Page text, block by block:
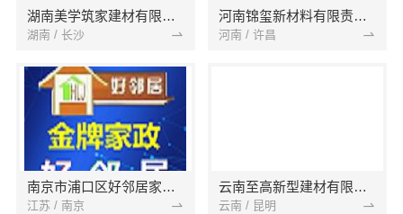
湖南美学筑家建材有限公司
湖南 / 长沙
河南锦玺新材料有限责任公司
河南 / 许昌
南京市浦口区好邻居家政服务中心
江苏 / 南京
云南至高新型建材有限公司
云南 / 昆明